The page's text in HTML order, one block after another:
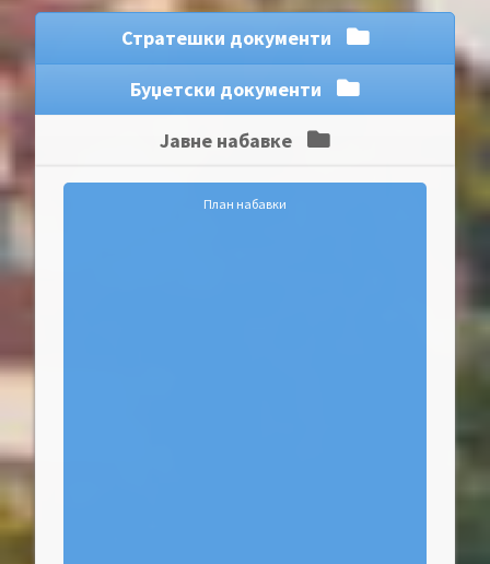
Стратешки документи
Буџетски документи
Јавне набавке
План набавки